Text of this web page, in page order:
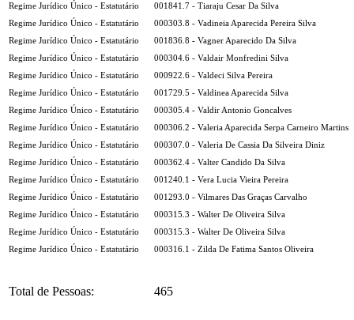
Regime Jurídico Único - Estatutário
001841.7 - Tiaraju Cesar Da Silva
Regime Jurídico Único - Estatutário
000303.8 - Vadineia Aparecida Pereira Silva
Regime Jurídico Único - Estatutário
001836.8 - Vagner Aparecido Da Silva
Regime Jurídico Único - Estatutário
000304.6 - Valdair Monfredini Silva
Regime Jurídico Único - Estatutário
000922.6 - Valdeci Silva Pereira
Regime Jurídico Único - Estatutário
001729.5 - Valdinea Aparecida Silva
Regime Jurídico Único - Estatutário
000305.4 - Valdir Antonio Goncalves
Regime Jurídico Único - Estatutário
000306.2 - Valeria Aparecida Serpa Carneiro Martins
Regime Jurídico Único - Estatutário
000307.0 - Valeria De Cassia Da Silveira Diniz
Regime Jurídico Único - Estatutário
000362.4 - Valter Candido Da Silva
Regime Jurídico Único - Estatutário
001240.1 - Vera Lucia Vieira Pereira
Regime Jurídico Único - Estatutário
001293.0 - Vilmares Das Graças Carvalho
Regime Jurídico Único - Estatutário
000315.3 - Walter De Oliveira Silva
Regime Jurídico Único - Estatutário
000315.3 - Walter De Oliveira Silva
Regime Jurídico Único - Estatutário
000316.1 - Zilda De Fatima Santos Oliveira
Total de Pessoas: 465